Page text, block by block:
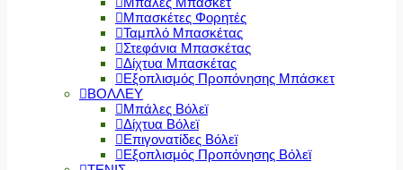
Μπασκέτες Φορητές
Ταμπλό Μπασκέτας
Στεφάνια Μπασκέτας
Δίχτυα Μπασκέτας
Εξοπλισμός Προπόνησης Μπάσκετ
ΒΟΛΛΕΥ
Μπάλες Βόλεϊ
Δίχτυα Βόλεϊ
Επιγονατίδες Βόλεϊ
Εξοπλισμός Προπόνησης Βόλεϊ